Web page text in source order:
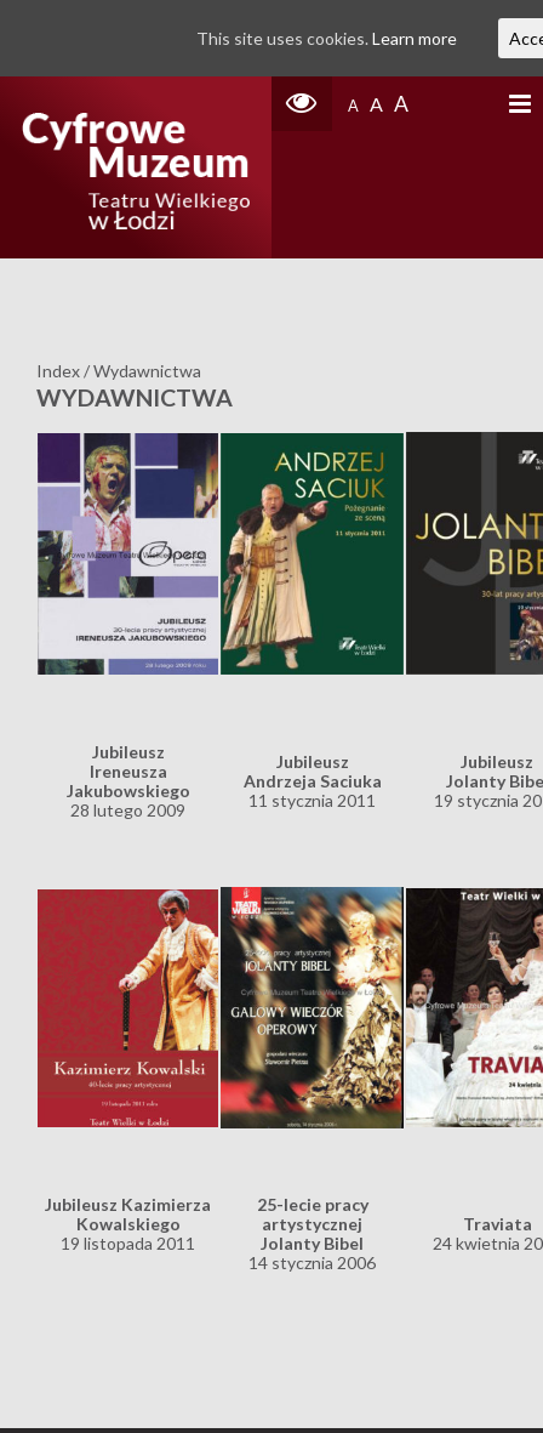
A A A
Index/Wydawnictwa
WYDAWNICTWA
Jubileusz
Ireneusza
Jakubowskiego
28 lutego 2009
Jubileusz
Andrzeja Saciuka
11 stycznia 2011
Jubileusz
Jolanty
19 stycznia
Jubileusz Kazimierza
Kowalskiego
19 listopada 2011
25-lecie pracy
artystycznej
Jolanty Bibel
14 stycznia 2006
Traviata
24 kwietnia
This site uses cookies. Learn more